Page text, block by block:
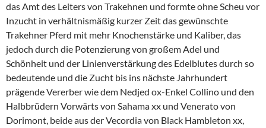
das Amt des Leiters von Trakehnen und formte ohne Scheu vor
Inzucht in verhältnismäßig kurzer Zeit das gewünschte
Trakehner Pferd mit mehr Knochenstärke und Kaliber, das
jedoch durch die Potenzierung von großem Adel und
Schönheit und der Linienverstärkung des Edelblutes durch so
bedeutende und die Zucht bis ins nächste Jahrhundert
prägende Vererber wie dem Nedjed ox-Enkel Collino und den
Halbbrüdern Vorwärts von Sahama xx und Venerato von
Dorimont, beide aus der Vecordia von Black Hambleton xx,